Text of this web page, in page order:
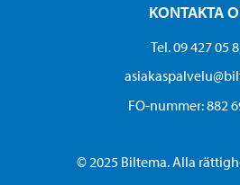
KONTAKTA
Tel. 09 427 05
FO-nummer:​ 882
© 2025 Biltema. Alla